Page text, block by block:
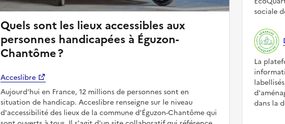
Quels sont les lieux accessibles aux
personnes handicapées à Éguzon-
Chantôme ?
Acceslibre
Aujourd'hui en France, 12 millions de personnes sont en
situation de handicap. Acceslibre renseigne sur le niveau
d'accessibilité des lieux de la commune d'Éguzon-Chantôme qui
sociale
La
dans la